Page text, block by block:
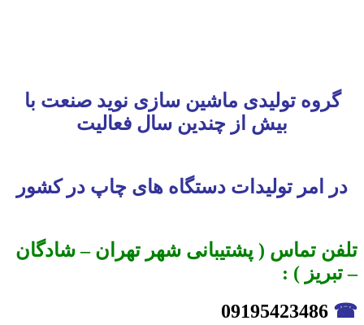
گروه تولیدی ماشین سازی نوید صنعت با
بیش از چندین سال فعالیت
در امر تولیدات دستگاه های چاپ در کشور
تلفن تماس ( پشتیبانی شهر تهران – شادگان
– تبریز ) :
☎